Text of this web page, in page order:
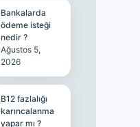
Bankalarda
ödeme isteği
nedir ?
Ağustos 5,
2026
B12 fazlalığı
karıncalanma
yapar mı ?